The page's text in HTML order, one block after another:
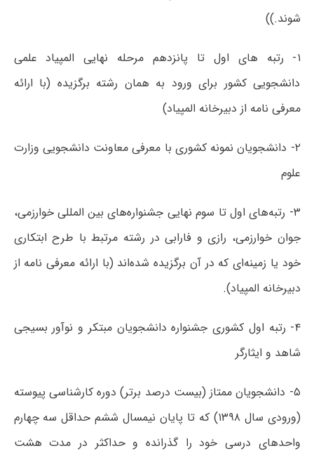
شوند.))
۱- رتبه های اول تا پانزدهم مرحله نهایی المپیاد علمی
دانشجویی کشور برای ورود به همان رشته برگزیده (با ارائه
معرفی نامه از دبیرخانه‌ المپیاد)
۲- دانشجویان نمونه‌ کشوری با معرفی معاونت دانشجویی وزارت
علوم
۳- رتبه‌های اول تا سوم نهایی جشنواره‌های بین المللی خوارزمی،
جوان خوارزمی، رازی و فارابی در رشته‌ مرتبط با طرح ابتکاری
خود یا زمینه‌ای که در آن برگزیده شده‌اند (با ارائه‌ معرفی نامه از
دبیرخانه‌ المپیاد).
۴- رتبه‌ اول کشوری جشنواره دانشجویان مبتکر و نوآور بسیجی
شاهد و ایثارگر
۵- دانشجویان ممتاز (بیست درصد برتر) دوره‌ کارشناسی پیوسته
(ورودی سال ۱۳۹۸) که تا پایان نیمسال ششم حداقل سه چهارم
واحدهای درسی خود را گذرانده و حداکثر در مدت هشت